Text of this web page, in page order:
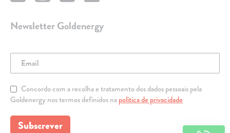
Newsletter Goldenergy
Concordo com a recolha e tratamento dos dados pessoais pela
Goldenergy nos termos definidos napolítica de privacidade
Subscrever